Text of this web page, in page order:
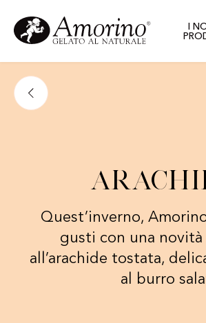
I
Quest’inverno,
gusti con una
all’arachide tostata,
al burro